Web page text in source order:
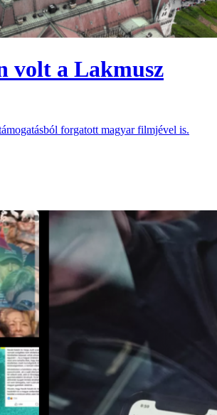
volt a Lakmusz
forgatott magyar filmjével is.